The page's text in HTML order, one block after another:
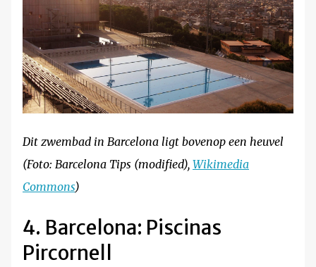
Dit zwembad in Barcelona ligt bovenop een heuvel
(Foto: Barcelona Tips (modified), Wikimedia
Commons)
4. Barcelona: Piscinas
Pircornell